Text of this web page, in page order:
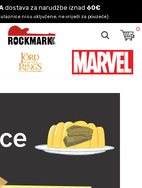
dostava za narudžbe iznad 60€
ulaznice nisu uključene, ne vrijedi za pouzeće)
0